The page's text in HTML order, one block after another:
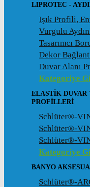
LIPROTEC -
Işık Profili,
Vurgulu
Tasarımcı
Dekor
Duvar Alanı
Kategoriye
ELASTIK
PROFILLERI
Schlüter®-
Schlüter®-
Schlüter®-
Kategoriye
BANYO
Schlüter®-